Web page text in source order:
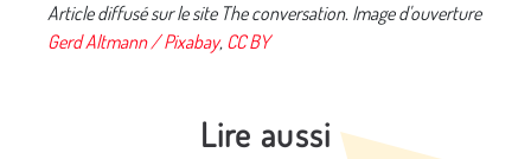
Article diffusé sur le site The conversation. Image d'ouverture
Gerd Altmann / Pixabay, CC BY
Lire aussi